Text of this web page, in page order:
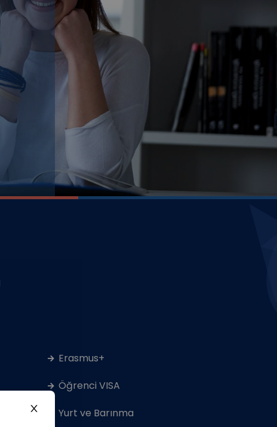
Erasmus+
Öğrenci VISA
Yurt ve Barınma